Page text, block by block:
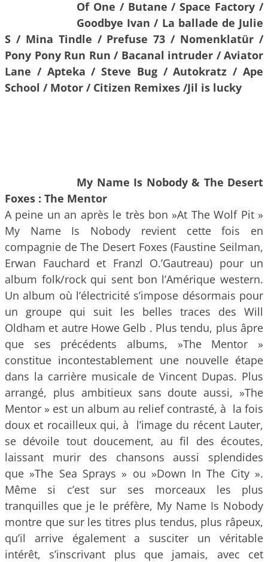
Of One / Butane / Space Factory /
Goodbye Ivan / La ballade de Julie
S / Mina Tindle / Prefuse 73 / Nomenklatür /
Pony Pony Run Run / Bacanal intruder / Aviator
Lane / Apteka / Steve Bug / Autokratz / Ape
School / Motor / Citizen Remixes /Jil is lucky
My Name Is Nobody & The Desert
Foxes : The Mentor
A peine un an après le très bon »At The Wolf Pit »
My Name Is Nobody revient cette fois en
compagnie de The Desert Foxes (Faustine Seilman,
Erwan Fauchard et Franzl O.’Gautreau) pour un
album folk/rock qui sent bon l’Amérique western.
Un album où l’électricité s’impose désormais pour
un groupe qui suit les belles traces des Will
Oldham et autre Howe Gelb . Plus tendu, plus âpre
que ses précédents albums, »The Mentor »
constitue incontestablement une nouvelle étape
dans la carrière musicale de Vincent Dupas. Plus
arrangé, plus ambitieux sans doute aussi, »The
Mentor » est un album au relief contrasté, à la fois
doux et rocailleux qui, à l’image du récent Lauter,
se dévoile tout doucement, au fil des écoutes,
laissant murir des chansons aussi splendides
que »The Sea Sprays » ou »Down In The City ».
Même si c’est sur ses morceaux les plus
tranquilles que je le préfère, My Name Is Nobody
montre que sur les titres plus tendus, plus râpeux,
qu’il arrive également a susciter un véritable
intérêt, s’inscrivant plus que jamais, avec cet